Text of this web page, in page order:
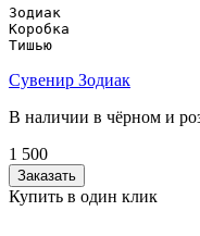
Зодиак
Коробка
Тишью
Сувенир Зодиак
В наличии в чёрном и
1 500
Заказать
Купить в один клик